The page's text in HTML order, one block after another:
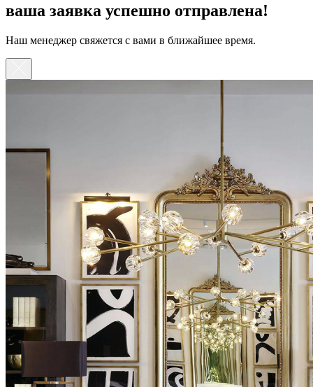
ваша заявка успешно отправлена!
Наш менеджер свяжется с вами в ближайшее время.